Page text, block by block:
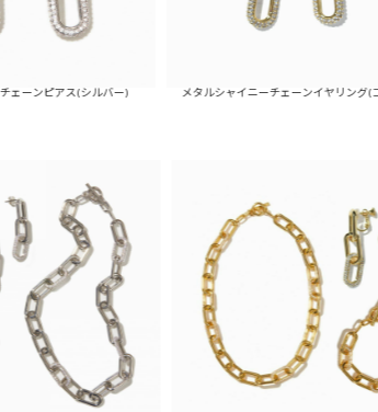
シルバー) メタルシャイニーチェーンイヤリング(ゴールド)